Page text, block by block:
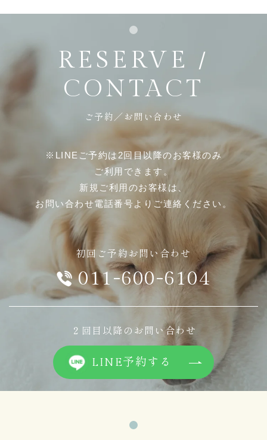
RESERVE /
CONTACT
ご予約／お問い合わせ
※LINEご予約は2回目以降のお客様のみ
ご利用できます。
新規ご利用のお客様は、
お問い合わせ電話番号よりご連絡ください。
初回ご予約お問い合わせ
011-600-6104
２回目以降のお問い合わせ
LINE予約する